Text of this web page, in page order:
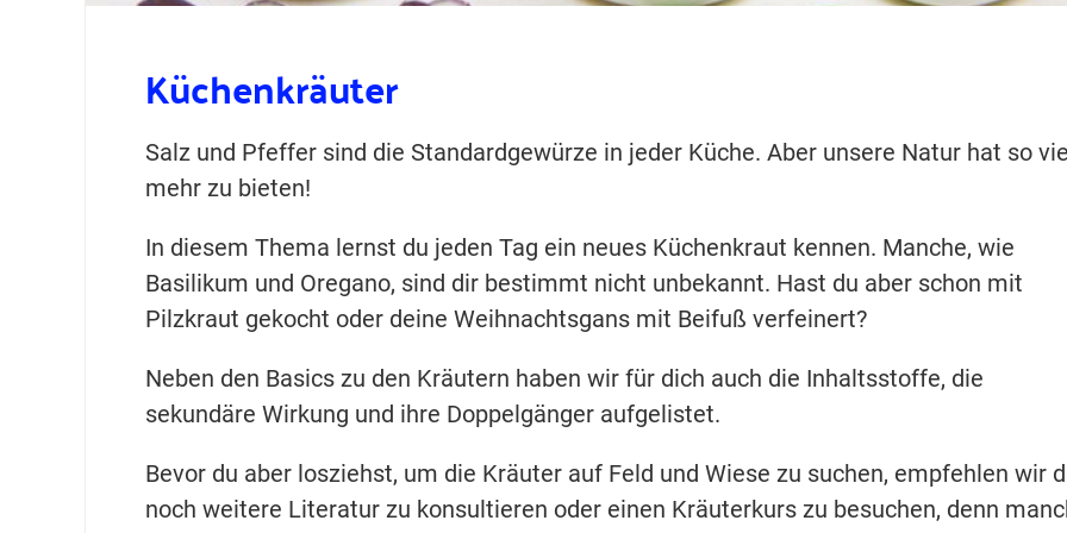
Küchenkräuter
Salz und Pfeffer sind die Standardgewürze in jeder Küche. Aber unsere Natur hat so
mehr zu bieten!
In diesem Thema lernst du jeden Tag ein neues Küchenkraut kennen. Manche, wie
Basilikum und Oregano, sind dir bestimmt nicht unbekannt. Hast du aber schon mit
Pilzkraut gekocht oder deine Weihnachtsgans mit Beifuß verfeinert?
Neben den Basics zu den Kräutern haben wir für dich auch die Inhaltsstoffe, die
sekundäre Wirkung und ihre Doppelgänger aufgelistet.
Bevor du aber losziehst, um die Kräuter auf Feld und Wiese zu suchen, empfehlen wir
noch weitere Literatur zu konsultieren oder einen Kräuterkurs zu besuchen, denn